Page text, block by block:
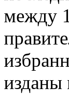
между
изданы